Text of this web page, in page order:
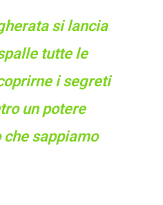
si lancia
tutte le
i segreti
un potere
sappiamo